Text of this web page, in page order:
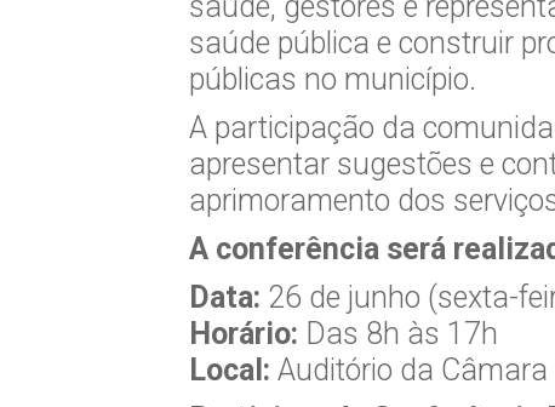
saúde pública e construir
públicas no município.
A participação da
apresentar sugestões e
aprimoramento dos
A conferência será
Data: 26 de junho (sexta-
Horário: Das 8h às 17h
Local: Auditório da